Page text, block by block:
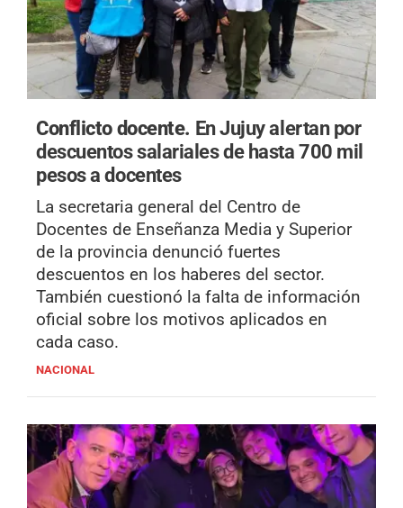
Conflicto docente. En Jujuy alertan por
descuentos salariales de hasta 700 mil
pesos a docentes
La secretaria general del Centro de
Docentes de Enseñanza Media y Superior
de la provincia denunció fuertes
descuentos en los haberes del sector.
También cuestionó la falta de información
oficial sobre los motivos aplicados en
cada caso.
NACIONAL